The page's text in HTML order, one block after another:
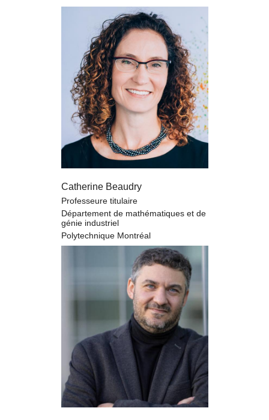
Catherine Beaudry
Professeure titulaire
Département de mathématiques et de
génie industriel
Polytechnique Montréal